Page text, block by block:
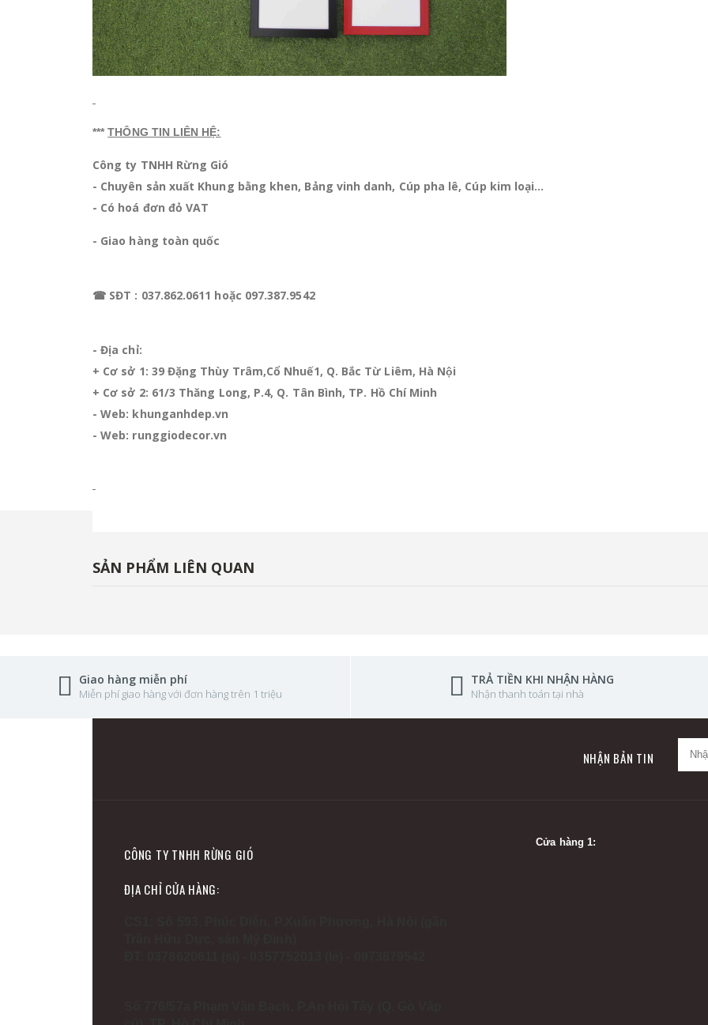
*** THÔNG TIN LIÊN HỆ:
Công ty TNHH Rừng Gió
- Chuyên sản xuất Khung bằng khen, Bảng vinh danh, Cúp pha lê, Cúp kim loại…
- Có hoá đơn đỏ VAT
- Giao hàng toàn quốc
☎ SĐT : 037.862.0611 hoặc 097.387.9542
- Địa chỉ:
+ Cơ sở 1: 39 Đặng Thùy Trâm,Cổ Nhuế1, Q. Bắc Từ Liêm, Hà Nội
+ Cơ sở 2: 61/3 Thăng Long, P.4, Q. Tân Bình, TP. Hồ Chí Minh
- Web: khunganhdep.vn
- Web: runggiodecor.vn
SẢN PHẨM LIÊN QUAN
Giao hàng miễn phí
Miễn phí giao hàng với đơn hàng trên 1 triệu
TRẢ TIỀN KHI NHẬN HÀNG
Nhận thanh toán tại nhà
NHẬN BẢN TIN
CÔNG TY TNHH RỪNG GIÓ
ĐỊA CHỈ CỬA HÀNG:
Cửa hàng 1: